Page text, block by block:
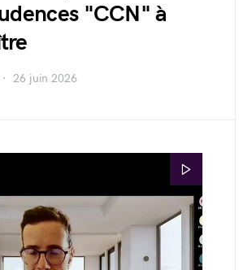
"CCN" à
26 juin 2026